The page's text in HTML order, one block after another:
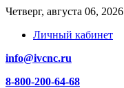
Четверг, августа 06, 2026
Личный кабинет
info@ivcnc.ru
8-800-200-64-68